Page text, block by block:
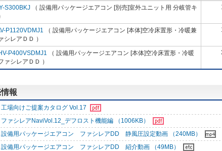
S300BKJ （ 設備用パッケージエアコン [別売]室外ユニット用 分岐管キ
P1120VDMJ1 （ 設備用パッケージエアコン [本体]空冷床置形・冷暖兼
シレアＤＤ ）
P400VSDMJ1 （ 設備用パッケージエアコン [本体]空冷床置形・冷暖
ァシレアＤＤ ）
報
工場向けご提案カタログ Vol.17
ファシレアNaviVol.12_デフロスト機能編 （1006KB）
設備用パッケージエアコン ファシレアDD 静風圧設定動画 （240MB）
設備用パッケージエアコン ファシレアDD 紹介動画 （49MB）